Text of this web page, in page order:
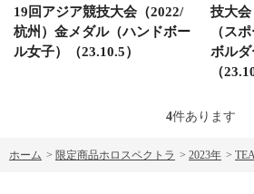
19回アジア競技大会（2022/
杭州）金メダル（ハンドボー
ル女子）（23.10.5）
技大会
（ス
ボルダ
（
4件あります
ホーム > 限定商品ホロスペクトラ > 2023年 >